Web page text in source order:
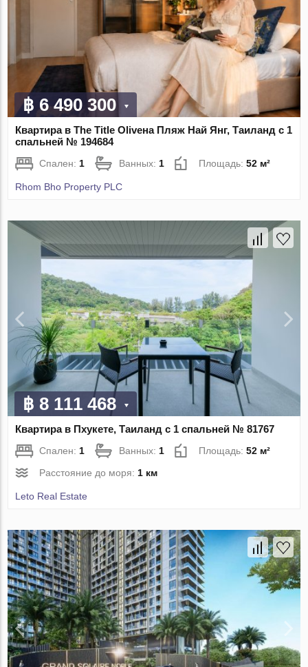
฿ 6 490 300
Квартира в The Title Oliveна Пляж Най Янг, Таиланд с 1
спальней № 194684
Спален:1 Ванных:1 Площадь:52 м²
Rhom Bho Property PLC
฿ 8 111 468
Квартира в Пхукете, Таиланд с 1 спальней № 81767
Спален: 1 Ванных: 1 Площадь:52 м²
Расстояние до моря: 1 км
Leto Real Estate